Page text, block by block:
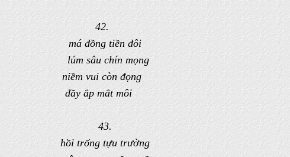
42.
má đồng tiền đôi
lúm sâu chín mọng
niềm vui còn đọng
đầy ắp mắt môi
43.
hồi trống tựu trường